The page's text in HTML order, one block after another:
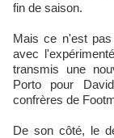
fin de saison.
Mais ce n'est
avec
transmis une
Porto pour
confrères de
De son côté, le